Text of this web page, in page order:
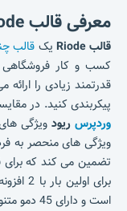
معرفی قالب Riode ( یک ابر پوسته فروشگاهی )
قالب Riode یک قالب
کسب و کار
قدرتمند زیادی را
پیکربندی کنید. در
وردپرسریودویژگی
ویژگی های منحصر به
تضمین می کند که
برای
است و دارای 45 دمو متنوع است.